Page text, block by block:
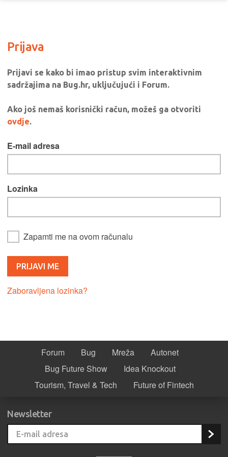
Prijava
Prijavi se kako bi imao pristup svim interaktivnim
sadržajima na Bug.hr, uključujući i Forum.
Ako još nemaš korisnički račun, možeš ga otvoriti
ovdje.
E-mail adresa
Lozinka
Zapamti me na ovom računalu
Zaboravljena lozinka?
Forum Bug Mreža
Autonet
Bug Future Show
Idea Knockout
Tourism, Travel & Tech
Future of Fintech
Newsletter